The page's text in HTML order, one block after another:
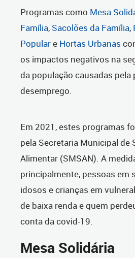
Programas como Mesa
Família, Sacolões da Família,
Populare Hortas Urbanas
os impactos negativos na
da população causadas pela
desemprego.
Em 2021, estes programas
pela Secretaria Municipal de
Alimentar (SMSAN). A
principalmente, pessoas em
idosos e crianças em
de baixa renda e quem
conta da covid-19.
Mesa Solidária